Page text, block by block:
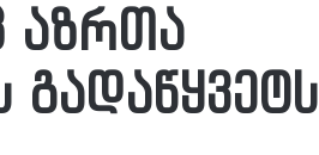
აზრთა
გადაწყვეტს